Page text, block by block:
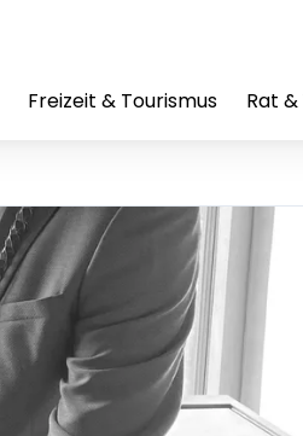
Freizeit & Tourismus Rat